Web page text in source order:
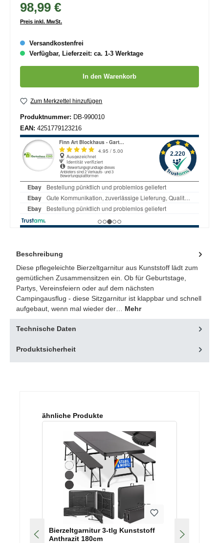
98,99 €
Preis inkl. MwSt.
Versandkostenfrei
Verfügbar, Lieferzeit: ca. 1-3 Werktage
In den Warenkorb
Zum Merkzettel hinzufügen
Produktnummer: DB-990010
EAN: 4251779123216
Beschreibung
Diese pflegeleichte Bierzeltgarnitur aus Kunststoff lädt zum
gemütlichen Zusammensitzen ein. Ob für Geburtstage,
Partys, Vereinsfeiern oder auf dem nächsten
Campingausflug - diese Sitzgarnitur ist klappbar und schnell
aufgebaut, wenn mal wieder der… Mehr
Technische Daten
Produktsicherheit
Produktgalerie überspringen
ähnliche Produkte
Bierzeltgarnitur 3-tlg Kunststoff
Anthrazit 180cm